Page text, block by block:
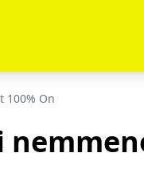
100% On